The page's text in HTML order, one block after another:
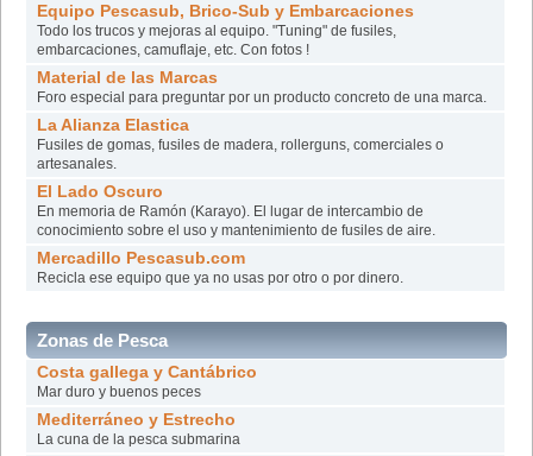
Equipo Pescasub, Brico-Sub y Embarcaciones
Todo los trucos y mejoras al equipo. "Tuning" de fusiles,
embarcaciones, camuflaje, etc. Con fotos !
Material de las Marcas
Foro especial para preguntar por un producto concreto de una marca.
La Alianza Elastica
Fusiles de gomas, fusiles de madera, rollerguns, comerciales o
artesanales.
El Lado Oscuro
En memoria de Ramón (Karayo). El lugar de intercambio de
conocimiento sobre el uso y mantenimiento de fusiles de aire.
Mercadillo Pescasub.com
Recicla ese equipo que ya no usas por otro o por dinero.
Zonas de Pesca
Costa gallega y Cantábrico
Mar duro y buenos peces
Mediterráneo y Estrecho
La cuna de la pesca submarina